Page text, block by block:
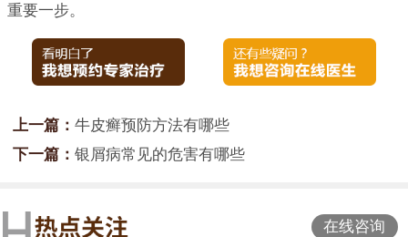
重要一步。
上一篇： 牛皮癣预防方法有哪些
下一篇： 银屑病常见的危害有哪些
在线咨询